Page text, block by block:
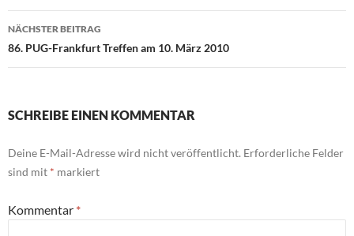
NÄCHSTER BEITRAG
86. PUG-Frankfurt Treffen am 10. März 2010
SCHREIBE EINEN KOMMENTAR
Deine E-Mail-Adresse wird nicht veröffentlicht. Erforderliche Felder
sind mit * markiert
Kommentar *